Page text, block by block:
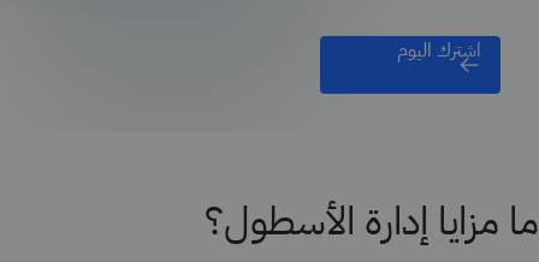
اشترك اليوم
ما مزايا إدارة الأسطول؟